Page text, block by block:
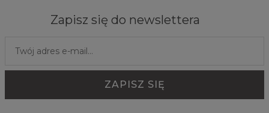
Zapisz się do newslettera